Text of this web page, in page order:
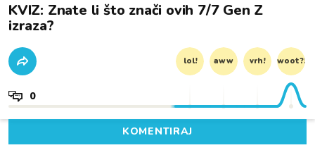
KVIZ: Znate li što znači ovih 7/7 Gen Z
izraza?
lol! aww vrh! woot?!
0
KOMENTIRAJ